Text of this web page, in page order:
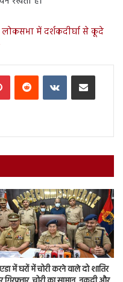
में दर्शकदीर्घा से कूदे
PinterestReddit VKontakteShare via Email
में घरों में चोरी करने वाले दो शातिर